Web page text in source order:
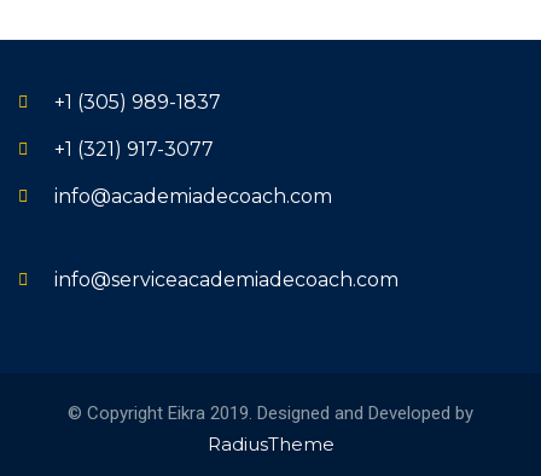
+1 (305) 989-1837
+1 (321) 917-3077
info@academiadecoach.com
info@serviceacademiadecoach.com
© Copyright Eikra 2019. Designed and Developed by
RadiusTheme